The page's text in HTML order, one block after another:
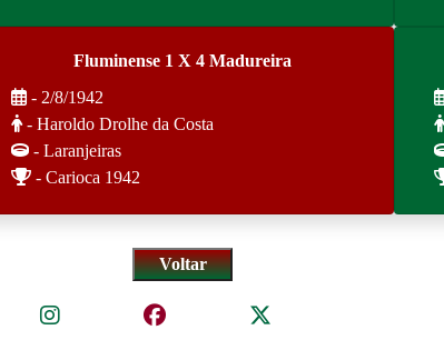
Fluminense 1 X 4 Madureira
- 2/8/1942
- Haroldo Drolhe da Costa
- Laranjeiras
- Carioca 1942